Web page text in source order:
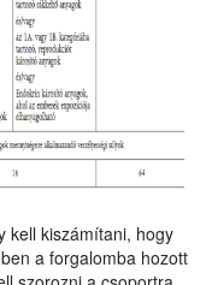
kell kiszámítani, hogy
a forgalomba hozott